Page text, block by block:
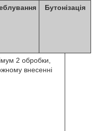
Бутонізація
2 обробки,
внесенні